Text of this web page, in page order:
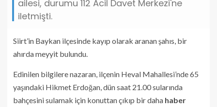
ailesi, durumu 112 Acil Davet Merkezi'ne
iletmişti.
Siirt’in Baykan ilçesinde kayıp olarak aranan şahıs, bir
ahırda meyyit bulundu.
Edinilen bilgilere nazaran, ilçenin Heval Mahallesi’nde 65
yaşındaki Hikmet Erdoğan, dün saat 21.00 sularında
bahçesini sulamak için konuttan çıkıp bir daha haber